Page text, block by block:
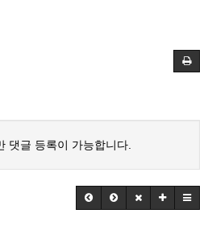
댓글 등록이 가능합니다.